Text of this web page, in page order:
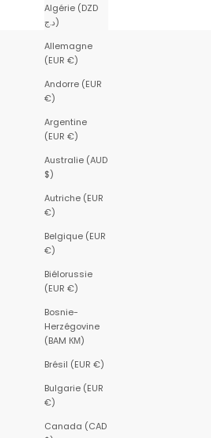
Algérie (DZD
د.ج)
Allemagne
(EUR €)
Andorre (EUR
€)
Argentine
(EUR €)
Australie (AUD
$)
Autriche (EUR
€)
Belgique (EUR
€)
Biélorussie
(EUR €)
Bosnie-
Herzégovine
(BAM КМ)
Brésil (EUR €)
Bulgarie (EUR
€)
Canada (CAD